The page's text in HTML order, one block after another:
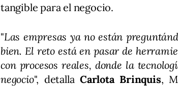
tangible para el negocio.
"Las empresas ya no están
bien. El reto está en pasar de
con procesos reales, donde la
negocio", detalla Carlota Brinquis,